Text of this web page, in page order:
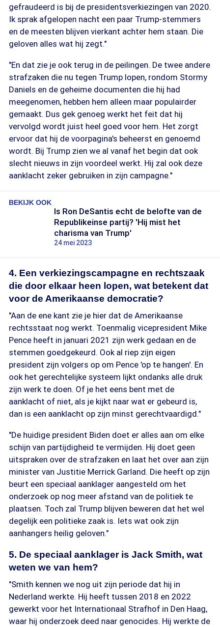
gefraudeerd is bij de presidentsverkiezingen van 2020.
Ik sprak afgelopen nacht een paar Trump-stemmers
en de meesten blijven vierkant achter hem staan. Die
geloven alles wat hij zegt."
"En dat zie je ook terug in de peilingen. De twee andere
strafzaken die nu tegen Trump lopen, rondom Stormy
Daniels en de geheime documenten die hij had
meegenomen, hebben hem alleen maar populairder
gemaakt. Dus gek genoeg werkt het feit dat hij
vervolgd wordt juist heel goed voor hem. Het zorgt
ervoor dat hij de voorpagina's beheerst en genoemd
wordt. Bij Trump zien we al vanaf het begin dat ook
slecht nieuws in zijn voordeel werkt. Hij zal ook deze
aanklacht zeker gebruiken in zijn campagne."
BEKIJK OOK
Is Ron DeSantis echt de belofte van de
Republikeinse partij? 'Hij mist het
charisma van Trump'
24 mei 2023
4. Een verkiezingscampagne en rechtszaak
die door elkaar heen lopen, wat betekent dat
voor de Amerikaanse democratie?
"Aan de ene kant zie je hier dat de Amerikaanse
rechtsstaat nog werkt. Toenmalig vicepresident Mike
Pence heeft in januari 2021 zijn werk gedaan en de
stemmen goedgekeurd. Ook al riep zijn eigen
president zijn volgers op om Pence 'op te hangen'. En
ook het gerechtelijke systeem lijkt ondanks alle druk
zijn werk te doen. Of je het eens bent met de
aanklacht of niet, als je kijkt naar wat er gebeurd is,
dan is een aanklacht op zijn minst gerechtvaardigd."
"De huidige president Biden doet er alles aan om elke
schijn van partijdigheid te vermijden. Hij doet geen
uitspraken over de strafzaken en laat het over aan zijn
minister van Justitie Merrick Garland. Die heeft op zijn
beurt een speciaal aanklager aangesteld om het
onderzoek op nog meer afstand van de politiek te
plaatsen. Toch zal Trump blijven beweren dat het wel
degelijk een politieke zaak is. Iets wat ook zijn
aanhangers heilig geloven."
5. De speciaal aanklager is Jack Smith, wat
weten we van hem?
"Smith kennen we nog uit zijn periode dat hij in
Nederland werkte. Hij heeft tussen 2018 en 2022
gewerkt voor het Internationaal Strafhof in Den Haag,
waar hij onderzoek deed naar genocides. Hij werkte de